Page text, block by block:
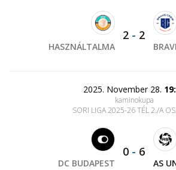
HASZNÁLTALMA
2 - 2
2025. November 28.
kaminokupa
SORI LIGA 2025-26 TÉL 2./A
DC BUDAPEST
0 - 6
AS